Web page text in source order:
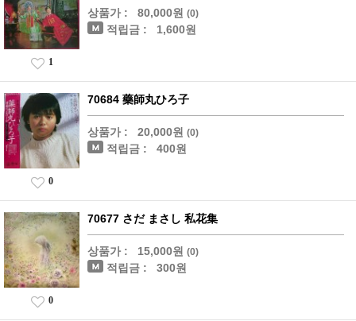
상품가 : 80,000원 (0)
적립금 : 1,600원
1
70684 藥師丸ひろ子
상품가 : 20,000원 (0)
적립금 : 400원
0
70677 さだ まさし 私花集
상품가 : 15,000원 (0)
적립금 : 300원
0